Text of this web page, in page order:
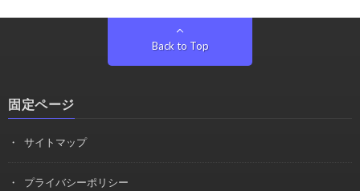
Back to Top
固定ページ
サイトマップ
プライバシーポリシー